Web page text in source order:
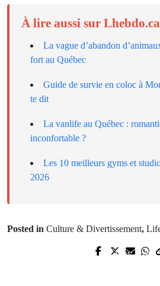
À lire aussi sur Lhebdo.ca
La vague d’abandon
fort au Québec
Guide de survie en coloc à
te dit
La vanlife au Québec :
inconfortable ?
Les 10 meilleurs gyms et
2026
Posted in Culture & Divertissement,
Prev Post